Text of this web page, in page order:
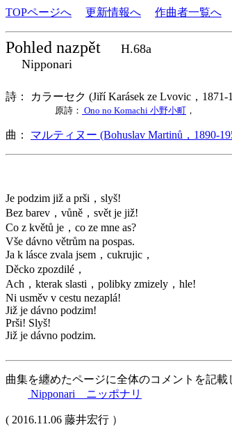
TOPページへ 更新情報へ 作曲者一覧へ
Pohled nazpět
H.68a
Nipponari
詩： カラーセク (Jiří Karásek ze Lvovic，
原詩： Ono no Komachi 小野小町 ，
曲： マルティヌー (Bohuslav Martinů，1890-
Je podzim již a prši，slyš!
Bez barev，vůně，svět je již!
Co z květů je，co ze mne as?
Vše dávno větrům na pospas.
Ja k lásce zvala jsem，cukrujic，
Děcko zpozdilé，
Ach，kterak slasti，polibky zmizely，hle!
Ni usměv v cestu nezaplá!
Již je dávno podzim!
Prši! Slyš!
Již je dávno podzim.
曲集を纏めたページに全体のコメントを記載
Nipponari ニッポナリ
( 2016.11.06 藤井宏行 ）